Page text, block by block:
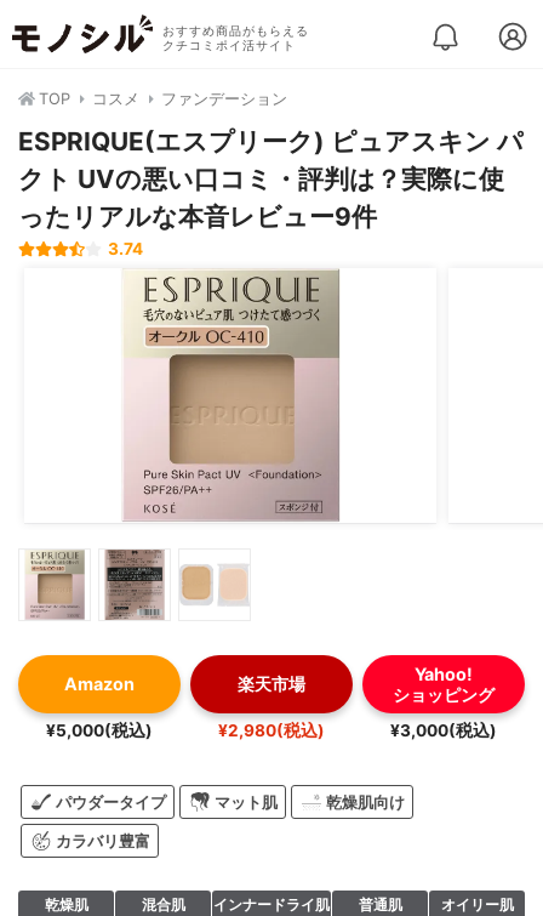
おすすめ商品がもらえる
クチコミポイ活サイト
TOP コスメ ファンデーション
ESPRIQUE(エスプリーク) ピュアスキン パ
クト UVの悪い口コミ・評判は？実際に使
ったリアルな本音レビュー9件
3.74
Amazon
¥5,000(税込)
楽天市場
¥2,980(税込)
Yahoo!
ショッピング
¥3,000(税込)
パウダータイプ マット肌 乾燥肌向け
カラバリ豊富
乾燥肌 混合肌 インナードライ肌 普通肌 オイリー肌